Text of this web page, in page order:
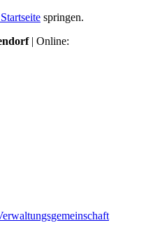
springen.
| Online: